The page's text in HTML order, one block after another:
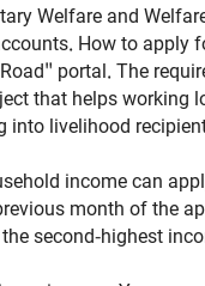
Welfare and
How to
portal. The
that helps
livelihood
income can
month of the
second-highest